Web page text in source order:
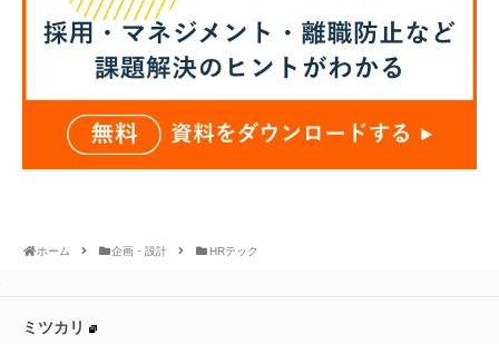
ホーム 企画・設計 HRテック
ミツカリ